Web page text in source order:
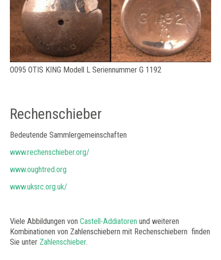
O095 OTIS KING Modell L Seriennummer G 1192
Rechenschieber
Bedeutende Sammlergemeinschaften
www.rechenschieber.org/
www.oughtred.org
www.uksrc.org.uk/
Viele Abbildungen von Castell-Addiatoren und weiteren
Kombinationen von Zahlenschiebern mit Rechenschiebern finden
Sie unter Zahlenschieber.